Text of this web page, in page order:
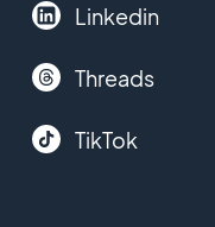
Linkedin
Threads
TikTok